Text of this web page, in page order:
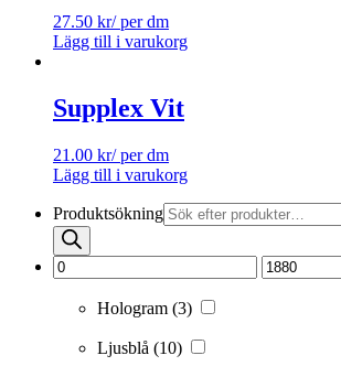
27.50 kr/ per dm
Lägg till i varukorg
Supplex Vit
21.00 kr/ per dm
Lägg till i varukorg
Produktsökning
Hologram (3)
Ljusblå (10)